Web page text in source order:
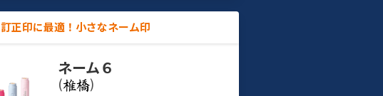
訂正印に最適！小さなネーム印
ネーム６
(
)